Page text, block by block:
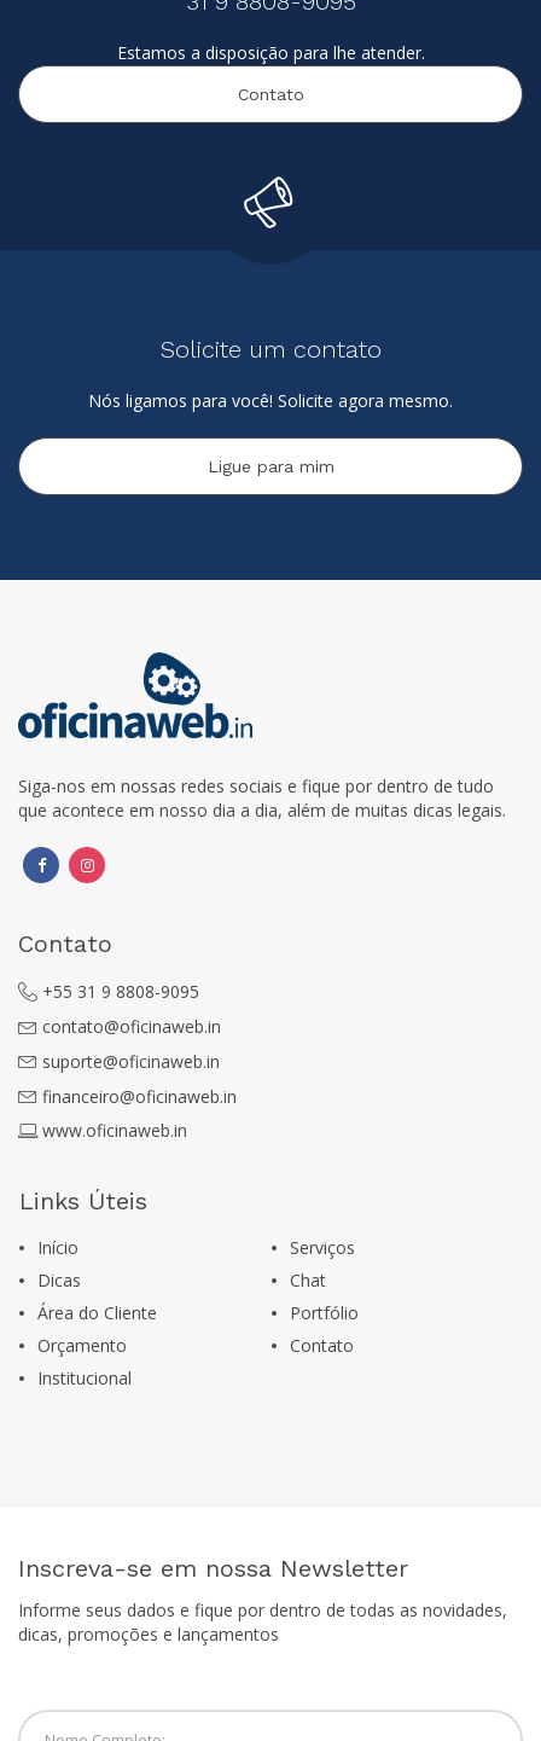
Estamos a disposição para lhe atender.
Contato
Solicite um contato
Nós ligamos para você! Solicite agora mesmo.
Ligue para mim
Siga-nos em nossas redes sociais e fique por dentro de tudo
que acontece em nosso dia a dia, além de muitas dicas legais.
Contato
+55 31 9 8808-9095
contato@oficinaweb.in
suporte@oficinaweb.in
financeiro@oficinaweb.in
www.oficinaweb.in
Links Úteis
Início
Serviços
Dicas
Chat
Área do Cliente
Portfólio
Orçamento
Contato
Institucional
Inscreva-se em nossa Newsletter
Informe seus dados e fique por dentro de todas as novidades,
dicas, promoções e lançamentos